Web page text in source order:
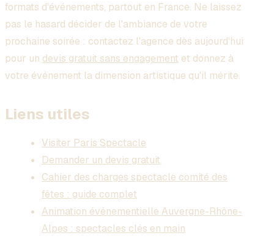
formats d'événements, partout en France. Ne laissez
pas le hasard décider de l'ambiance de votre
prochaine soirée : contactez l'agence dès aujourd'hui
pour un devis gratuit sans engagement et donnez à
votre événement la dimension artistique qu'il mérite.
Liens utiles
Visiter Paris Spectacle
Demander un devis gratuit
Cahier des charges spectacle comité des
fêtes : guide complet
Animation événementielle Auvergne-Rhône-
Alpes : spectacles clés en main